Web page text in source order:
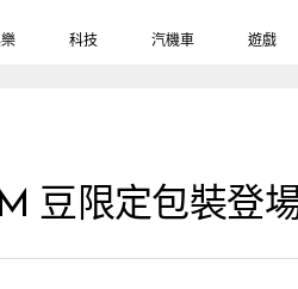
科技 汽機車 遊戲
豆限定包裝登